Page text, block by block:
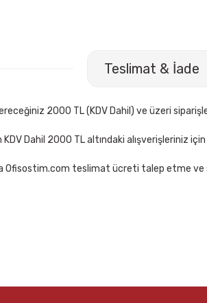
Sepete
YS-924 9 Parça Kahve-Taba Lüx Şeritli
Teslimat & İade
2000 TL (KDV Dahil) ve üzeri
Dahil 2000 TL altındaki alışverişleriniz
Ofisostim.com teslimat ücreti talep etme ve